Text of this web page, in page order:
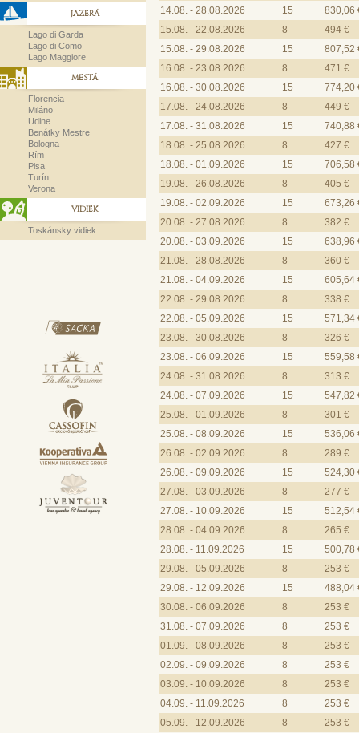
JAZERÁ
Lago di Garda
Lago di Como
Lago Maggiore
MESTÁ
Florencia
Miláno
Udine
Benátky Mestre
Bologna
Rím
Pisa
Turín
Verona
VIDIEK
Toskánsky vidiek
14.08. - 28.08.2026
15
830,06
15.08. - 22.08.2026
8
494 €
15.08. - 29.08.2026
15
807,52
16.08. - 23.08.2026
8
471 €
16.08. - 30.08.2026
15
774,20
17.08. - 24.08.2026
8
449 €
17.08. - 31.08.2026
15
740,88
18.08. - 25.08.2026
8
427 €
18.08. - 01.09.2026
15
706,58
19.08. - 26.08.2026
8
405 €
19.08. - 02.09.2026
15
673,26
20.08. - 27.08.2026
8
382 €
20.08. - 03.09.2026
15
638,96
21.08. - 28.08.2026
8
360 €
21.08. - 04.09.2026
15
605,64
22.08. - 29.08.2026
8
338 €
22.08. - 05.09.2026
15
571,34
23.08. - 30.08.2026
8
326 €
23.08. - 06.09.2026
15
559,58
24.08. - 31.08.2026
8
313 €
24.08. - 07.09.2026
15
547,82
25.08. - 01.09.2026
8
301 €
25.08. - 08.09.2026
15
536,06
26.08. - 02.09.2026
8
289 €
26.08. - 09.09.2026
15
524,30
27.08. - 03.09.2026
8
277 €
27.08. - 10.09.2026
15
512,54
28.08. - 04.09.2026
8
265 €
28.08. - 11.09.2026
15
500,78
29.08. - 05.09.2026
8
253 €
29.08. - 12.09.2026
15
488,04
30.08. - 06.09.2026
8
253 €
31.08. - 07.09.2026
8
253 €
01.09. - 08.09.2026
8
253 €
02.09. - 09.09.2026
8
253 €
03.09. - 10.09.2026
8
253 €
04.09. - 11.09.2026
8
253 €
05.09. - 12.09.2026
8 253 €